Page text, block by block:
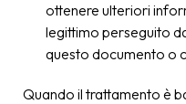
ottenere ulteriori
legittimo perseguito
questo documento o
Quando il trattamento è